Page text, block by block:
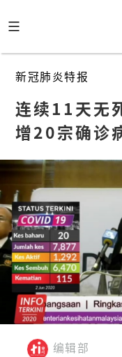
to
content
新冠肺炎特报
连续11天无
增20宗确诊
编辑部